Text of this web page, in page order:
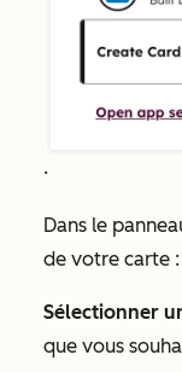
.
Dans le
de votre carte :
Sélectionner
que vous